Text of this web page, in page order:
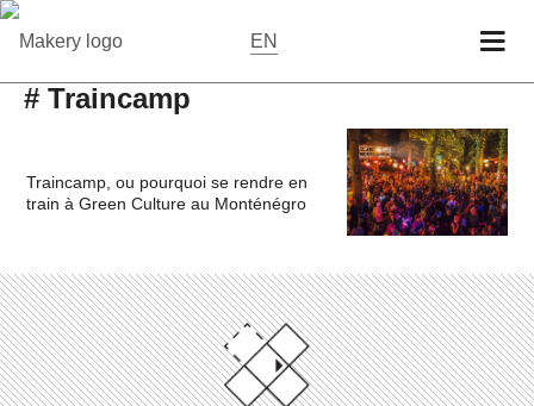
EN
# Traincamp
Traincamp, ou pourquoi se rendre en
train à Green Culture au Monténégro